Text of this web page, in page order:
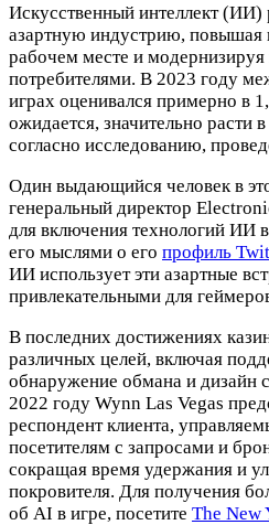
Искусственный интеллект
азартную индустрию, повышая
рабочем месте и модернизируя
потребителями. В 2023 году
играх оценивался примерно в
ожидается, значительно расти
согласно исследованию,
Один выдающийся человек в
генеральный директор
для включения технологий ИИ
его мыслями о его профиль
ИИ использует эти азартные
привлекательными для
В последних достижениях
различных целей, включая
обнаружение обмана и дизайн
2022 году Wynn Las Vegas
респондент клиента,
посетителям с запросами и
сокращая время удержания и
покровителя. Для получения
об AI в игре, посетите The New